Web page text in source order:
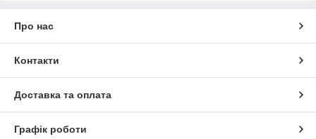
Про нас
Контакти
Доставка та оплата
Графік роботи